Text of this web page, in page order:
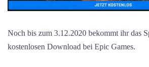
Noch bis zum 3.12.2020 bekommt ihr das
kostenlosen Download bei Epic Games.